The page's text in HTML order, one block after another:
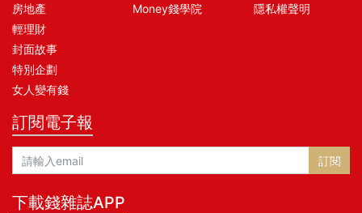
房地產
輕理財
封面故事
特別企劃
女人變有錢
Money錢學院
隱私權聲明
訂閱電子報
訂閱
下載錢雜誌APP